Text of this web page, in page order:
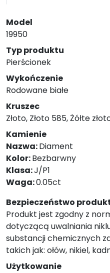
Model
19950
Typ produktu
Pierścionek
Wykończenie
Rodowane białe
Kruszec
Złoto, Złoto 585, Żółte
Kamienie
Nazwa:Diament
Kolor:Bezbarwny
Klasa:J/P1
Waga:0.05ct
Bezpieczeństwo
Produkt jest zgodny z
dotyczącą uwalniania
substancji chemicznych
takich jak: ołów, nikiel,
Użytkowanie